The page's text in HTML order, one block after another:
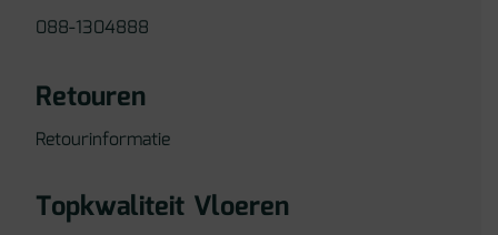
088-1304888
Retouren
Retourinformatie
Topkwaliteit Vloeren